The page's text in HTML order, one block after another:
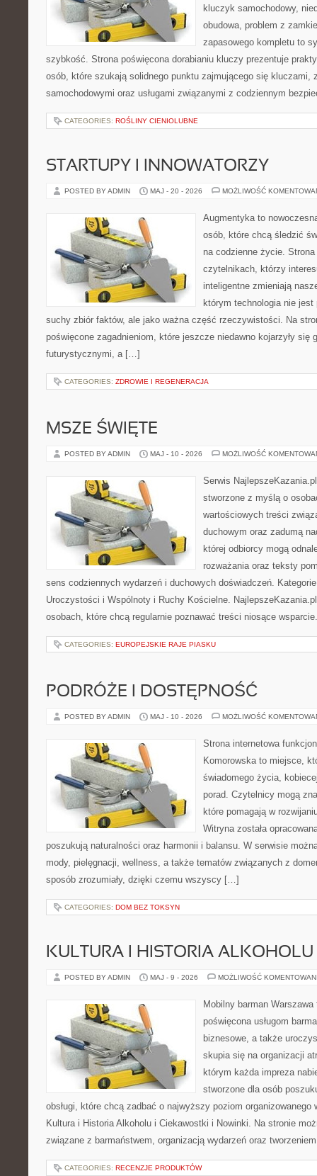
kluczyk samochodowy,
obudowa, problem z
zapasowego kompletu to
szybkość. Strona poświęcona dorabianiu kluczy prezentuje
osób, które szukają solidnego punktu zajmującego się kluczami,
samochodowymi oraz usługami związanymi z codziennym
CATEGORIES: ROŚLINY CIENIOLUBNE
STARTUPY I INNOWATORZY
POSTED BY ADMIN MAJ - 20 - 2026 MOŻLIWOŚĆ
Augmentyka to
osób, które chcą śledzić
na codzienne życie.
czytelnikach, którzy
inteligentne zmieniają
którym technologia nie
suchy zbiór faktów, ale jako ważna część rzeczywistości. Na
poświęcone zagadnieniom, które jeszcze niedawno kojarzyły się
futurystycznymi, a […]
CATEGORIES: ZDROWIE I REGENERACJA
MSZE ŚWIĘTE
POSTED BY ADMIN MAJ - 10 - 2026 MOŻLIWOŚĆ
Serwis
stworzone z myślą o
wartościowych treści
duchowym oraz zadumą
której odbiorcy mogą
rozważania oraz teksty
sens codziennych wydarzeń i duchowych doświadczeń.
Uroczystości i Wspólnoty i Ruchy Kościelne.
osobach, które chcą regularnie poznawać treści niosące
CATEGORIES: EUROPEJSKIE RAJE PIASKU
PODRÓŻE I DOSTĘPNOŚĆ
POSTED BY ADMIN MAJ - 10 - 2026 MOŻLIWOŚĆ
Strona internetowa
Komorowska to miejsce,
świadomego życia,
porad. Czytelnicy mogą
które pomagają w
Witryna została
poszukują naturalności oraz harmonii i balansu. W serwisie
mody, pielęgnacji, wellness, a także tematów związanych z
sposób zrozumiały, dzięki czemu wszyscy […]
CATEGORIES: DOM BEZ TOKSYN
KULTURA I HISTORIA ALKOHOLU
POSTED BY ADMIN MAJ - 9 - 2026 MOŻLIWOŚĆ
Mobilny barman
poświęcona usługom
biznesowe, a także
skupia się na organizacji
którym każda impreza
stworzone dla osób
obsługi, które chcą zadbać o najwyższy poziom organizowanego
Kultura i Historia Alkoholu i Ciekawostki i Nowinki. Na stronie
związane z barmaństwem, organizacją wydarzeń oraz
CATEGORIES: RECENZJE PRODUKTÓW